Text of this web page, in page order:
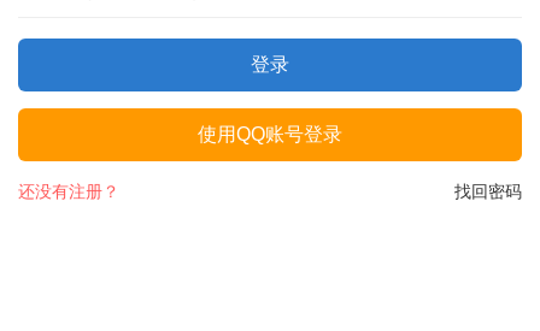
登录
使用QQ账号登录
找回密码
还没有注册？